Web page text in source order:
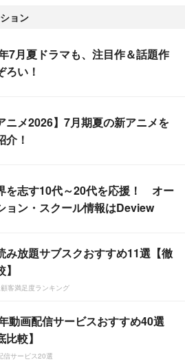
ョン
7月夏ドラマも、注目作＆話題作
ろい！
ニメ2026】7月期夏の新アニメを
介！
を志す10代～20代を応援！ オー
ョン・スクール情報はDeview
み放題サブスクおすすめ11選【徹
客満足度ランキング
動画配信サービスおすすめ40選
比較】
信サービス20選